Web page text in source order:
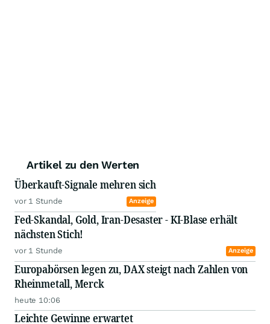
Artikel zu den Werten
Überkauft-Signale mehren sich
vor 1 Stunde Anzeige
Fed-Skandal, Gold, Iran-Desaster - KI-Blase erhält
nächsten Stich!
vor 1 Stunde Anzeige
Europabörsen legen zu, DAX steigt nach Zahlen von
Rheinmetall, Merck
heute 10:06
Leichte Gewinne erwartet